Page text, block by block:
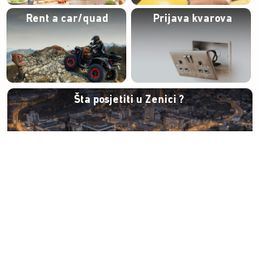
Rent a car/quad Prijava kvarova
Šta posjetiti u Zenici ?